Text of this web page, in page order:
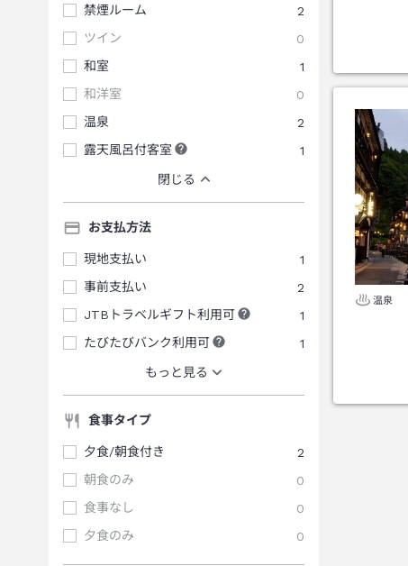
禁煙ルーム
2
ツイン
0
和室
1
和洋室
0
温泉
2
露天風呂付客室
1
閉じる
お支払方法
現地支払い
1
事前支払い
2
JTBトラベルギフト利用可
1
たびたびバンク利用可
1
もっと見る
食事タイプ
夕食/朝食付き
2
朝食のみ
0
食事なし
0
夕食のみ
0
温泉